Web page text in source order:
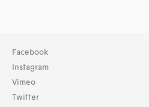
Facebook
Instagram
Vimeo
Twitter